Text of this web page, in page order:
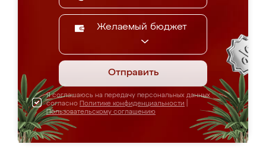
Желаемый бюджет
Отправить
Я соглашаюсь на передачу персональных данных
согласно Политике конфиденциальности
Пользовательскому соглашению